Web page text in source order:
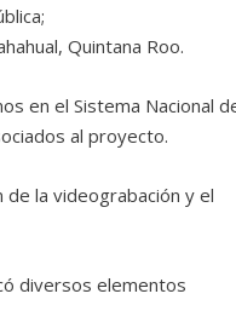
Quintana Roo.
en el Sistema Nacional
al proyecto.
de la videograbación y el
diversos elementos